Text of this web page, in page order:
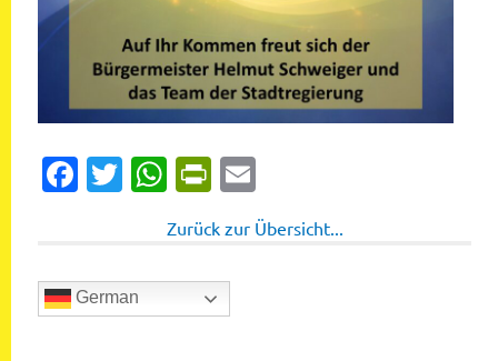
Facebook
Twitter
WhatsApp
PrintFriendly
Zurück zur Übersicht...
German